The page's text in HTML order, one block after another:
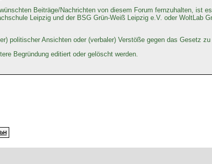
Beiträge/Nachrichten von diesem Forum fernzuhalten, ist
Leipzig und der BSG Grün-Weiß Leipzig e.V. oder WoltLab
politischer Ansichten oder (verbaler) Verstöße gegen das Gesetz
Begründung editiert oder gelöscht werden.